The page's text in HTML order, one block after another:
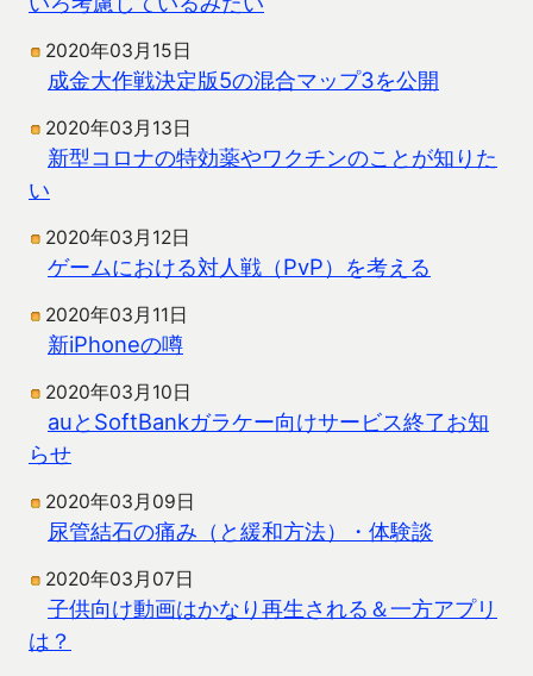
2020年03月15日
成金大作戦決定版5の混合マップ3を公開
2020年03月13日
新型コロナの特効薬やワクチンのことが知りた
い
2020年03月12日
ゲームにおける対人戦（PvP）を考える
2020年03月11日
新iPhoneの噂
2020年03月10日
auとSoftBankガラケー向けサービス終了お知
らせ
2020年03月09日
尿管結石の痛み（と緩和方法）・体験談
2020年03月07日
子供向け動画はかなり再生される＆一方アプリ
は？